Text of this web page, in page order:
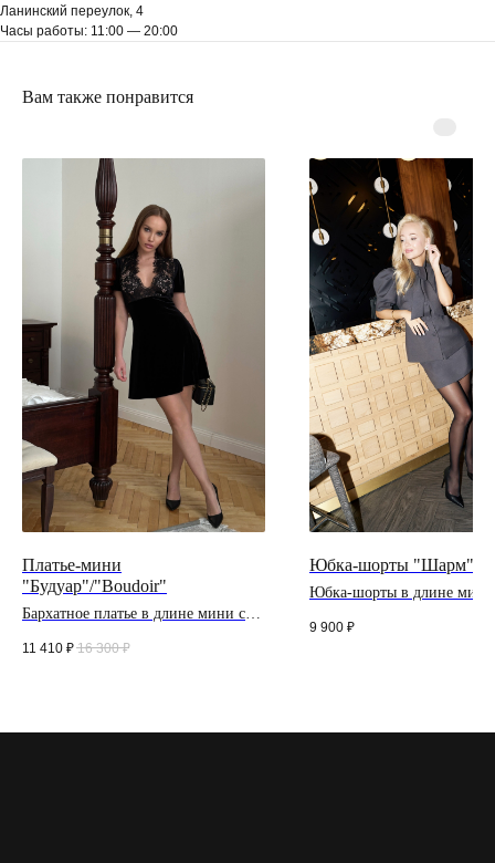
Ланинский переулок, 4
Часы работы: 11:00 — 20:00
Вам также понравится
Платье-мини
"Будуар"/"Boudoir"
Бархатное платье в длине мини с
11 410 ₽ 16 300 ₽
Юбка-шорты "Шарм"/
Юбка-шорты в длине
9 900 ₽